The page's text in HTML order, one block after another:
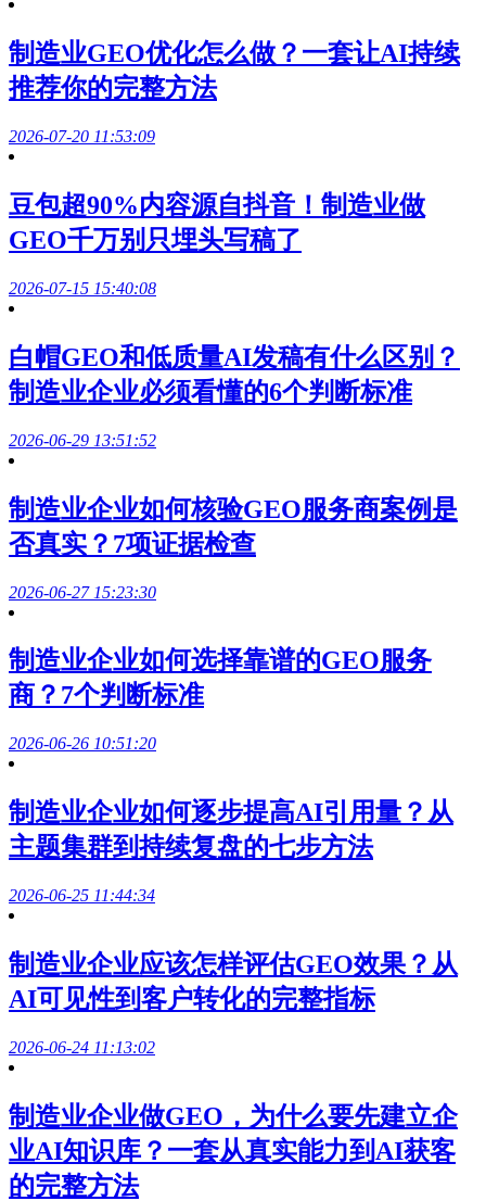
制造业GEO优化怎么做？一套让AI持续
推荐你的完整方法
2026-07-20 11:53:09
豆包超90%内容源自抖音！制造业做
GEO千万别只埋头写稿了
2026-07-15 15:40:08
白帽GEO和低质量AI发稿有什么区别？
制造业企业必须看懂的6个判断标准
2026-06-29 13:51:52
制造业企业如何核验GEO服务商案例是
否真实？7项证据检查
2026-06-27 15:23:30
制造业企业如何选择靠谱的GEO服务
商？7个判断标准
2026-06-26 10:51:20
制造业企业如何逐步提高AI引用量？从
主题集群到持续复盘的七步方法
2026-06-25 11:44:34
制造业企业应该怎样评估GEO效果？从
AI可见性到客户转化的完整指标
2026-06-24 11:13:02
制造业企业做GEO，为什么要先建立企
业AI知识库？一套从真实能力到AI获客
的完整方法